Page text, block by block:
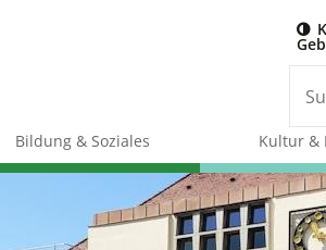
Bildung & Soziales Kultur &